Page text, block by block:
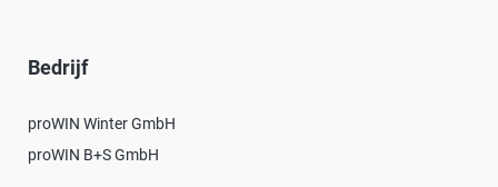
Bedrijf
proWIN Winter GmbH
proWIN B+S GmbH